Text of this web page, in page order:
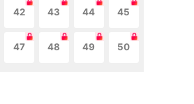
42 43 44 45
47 48 49 50